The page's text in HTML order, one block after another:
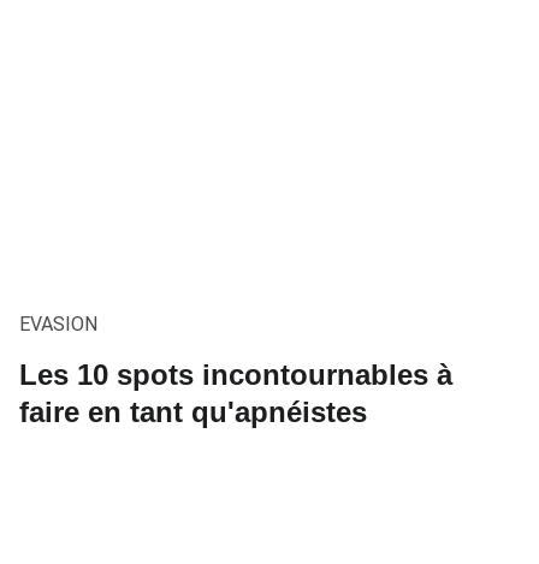
EVASION
Les 10 spots incontournables à
faire en tant qu'apnéistes